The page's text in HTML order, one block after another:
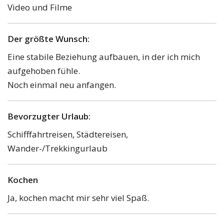
Video und Filme
Der größte Wunsch:
Eine stabile Beziehung aufbauen, in der ich mich
aufgehoben fühle.
Noch einmal neu anfangen.
Bevorzugter Urlaub:
Schifffahrtreisen, Städtereisen,
Wander-/Trekkingurlaub
Kochen
Ja, kochen macht mir sehr viel Spaß.